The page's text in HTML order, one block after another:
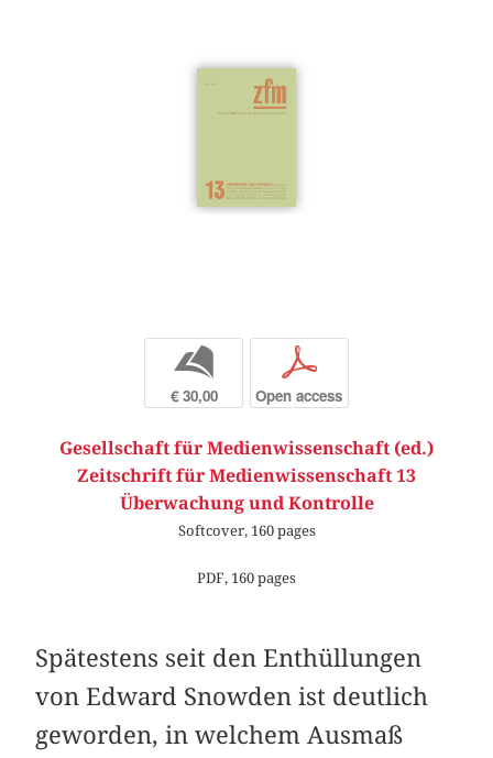
b
€ 30,00
p
Open access
Gesellschaft für Medienwissenschaft (ed.)
Zeitschrift für Medienwissenschaft 13
Überwachung und Kontrolle
Softcover, 160 pages
PDF, 160 pages
Spätestens seit den Enthüllungen
von Edward Snowden ist deutlich
geworden, in welchem Ausmaß